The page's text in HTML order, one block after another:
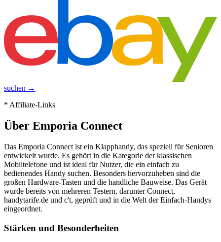
suchen →
* Affiliate-Links
Über Emporia Connect
Das Emporia Connect ist ein Klapphandy, das speziell für Senioren
entwickelt wurde. Es gehört in die Kategorie der klassischen
Mobiltelefone und ist ideal für Nutzer, die ein einfach zu
bedienendes Handy suchen. Besonders hervorzuheben sind die
großen Hardware-Tasten und die handliche Bauweise. Das Gerät
wurde bereits von mehreren Testern, darunter Connect,
handytarife.de und c't, geprüft und in die Welt der Einfach-Handys
eingeordnet.
Stärken und Besonderheiten